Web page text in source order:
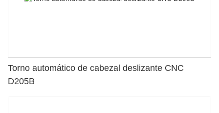
Torno automático de cabezal deslizante CNC
D205B